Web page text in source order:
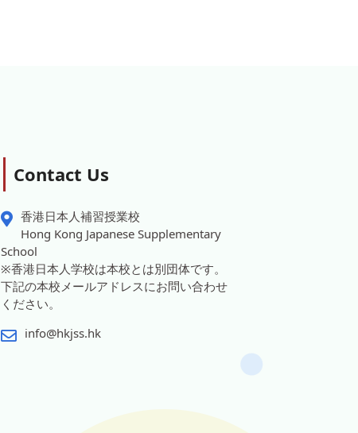
Contact Us
香港日本人補習授業校
Hong Kong Japanese Supplementary
School
※香港日本人学校は本校とは別団体です。
下記の本校メールアドレスにお問い合わせ
ください。
info@hkjss.hk